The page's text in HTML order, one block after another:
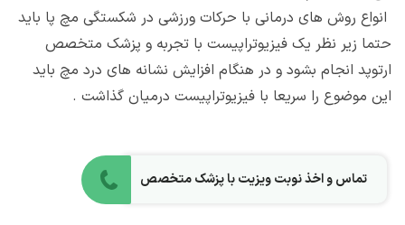
انواع روش های درمانی با حرکات ورزشی در شکستگی مچ پا باید
حتما زیر نظر یک فیزیوتراپیست با تجربه و پزشک متخصص
ارتوپد انجام بشود و در هنگام افزایش نشانه های درد مچ باید
این موضوع را سریعا با فیزیوتراپیست درمیان گذاشت .
تماس و اخذ نوبت ویزیت با پزشک متخصص